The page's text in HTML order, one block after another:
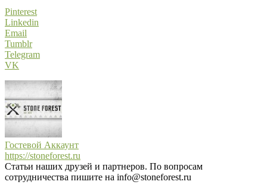
Pinterest
Linkedin
Email
Tumblr
Telegram
VK
Гостевой Аккаунт
https://stoneforest.ru
Статьи наших друзей и партнеров. По вопросам
сотрудничества пишите на info@stoneforest.ru